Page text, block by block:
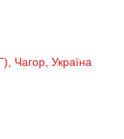
Чагор, Україна